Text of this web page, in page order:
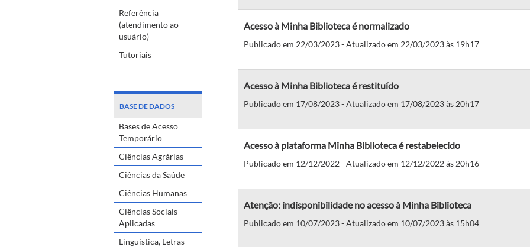
Referência
(atendimento ao
usuário)
Tutoriais
BASE DE DADOS
Bases de Acesso
Temporário
Ciências Agrárias
Ciências da Saúde
Ciências Humanas
Ciências Sociais
Aplicadas
Linguística, Letras
Acesso à Minha Biblioteca é normalizado
Publicado em 22/03/2023 - Atualizado em 22/03/2023 às 19h17
Acesso à Minha Biblioteca é restituído
Publicado em 17/08/2023 - Atualizado em 17/08/2023 às 20h17
Acesso à plataforma Minha Biblioteca é restabelecido
Publicado em 12/12/2022 - Atualizado em 12/12/2022 às 20h16
Atenção: indisponibilidade no acesso à Minha Biblioteca
Publicado em 10/07/2023 - Atualizado em 10/07/2023 às 15h04